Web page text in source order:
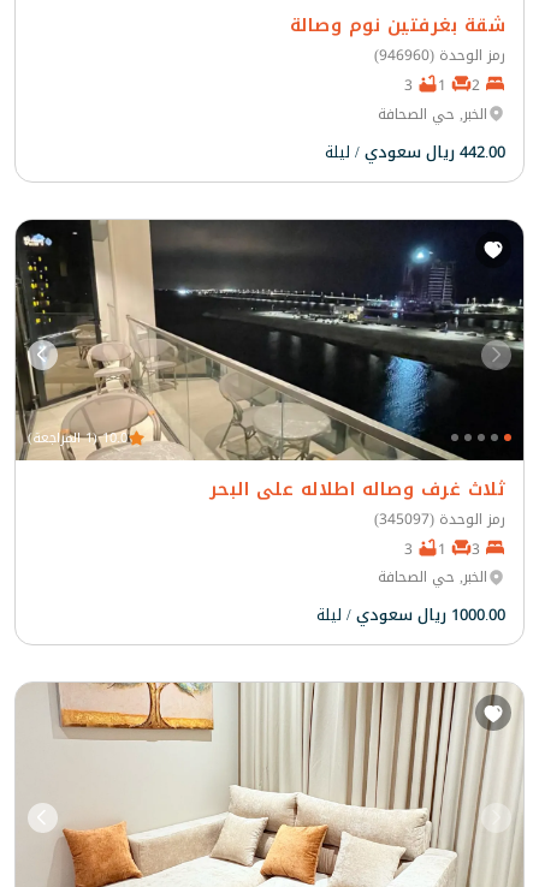
شقة بغرفتين نوم وصالة
رمز الوحدة (946960)
الخبر, حي الصحافة
442.00 ريال سعودي / ليلة
10.0 (1 المراجعة)
ثلاث غرف وصاله اطلاله على البحر
رمز الوحدة (345097)
الخبر, حي الصحافة
1000.00 ريال سعودي / ليلة